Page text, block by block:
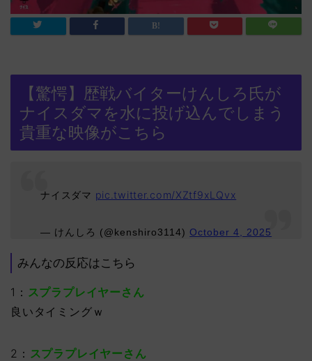
【驚愕】歴戦バイターけんしろ氏が
ナイスダマを水に投げ込んでしまう
貴重な映像がこちら
ナイスダマ pic.twitter.com/XZtf9xLQvx
— けんしろ (@kenshiro3114) October 4, 2025
みんなの反応はこちら
1： スプラプレイヤーさん
良いタイミングｗ
2： スプラプレイヤーさん